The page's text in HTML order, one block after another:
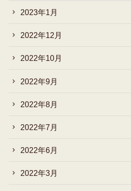
2023年1月
2022年12月
2022年10月
2022年9月
2022年8月
2022年7月
2022年6月
2022年3月